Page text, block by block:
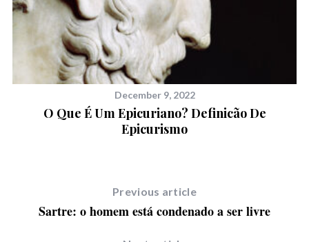
December 9, 2022
O Que É Um Epicuriano? Definicão De
Epicurismo
Previous article
Sartre: o homem está condenado a ser livre